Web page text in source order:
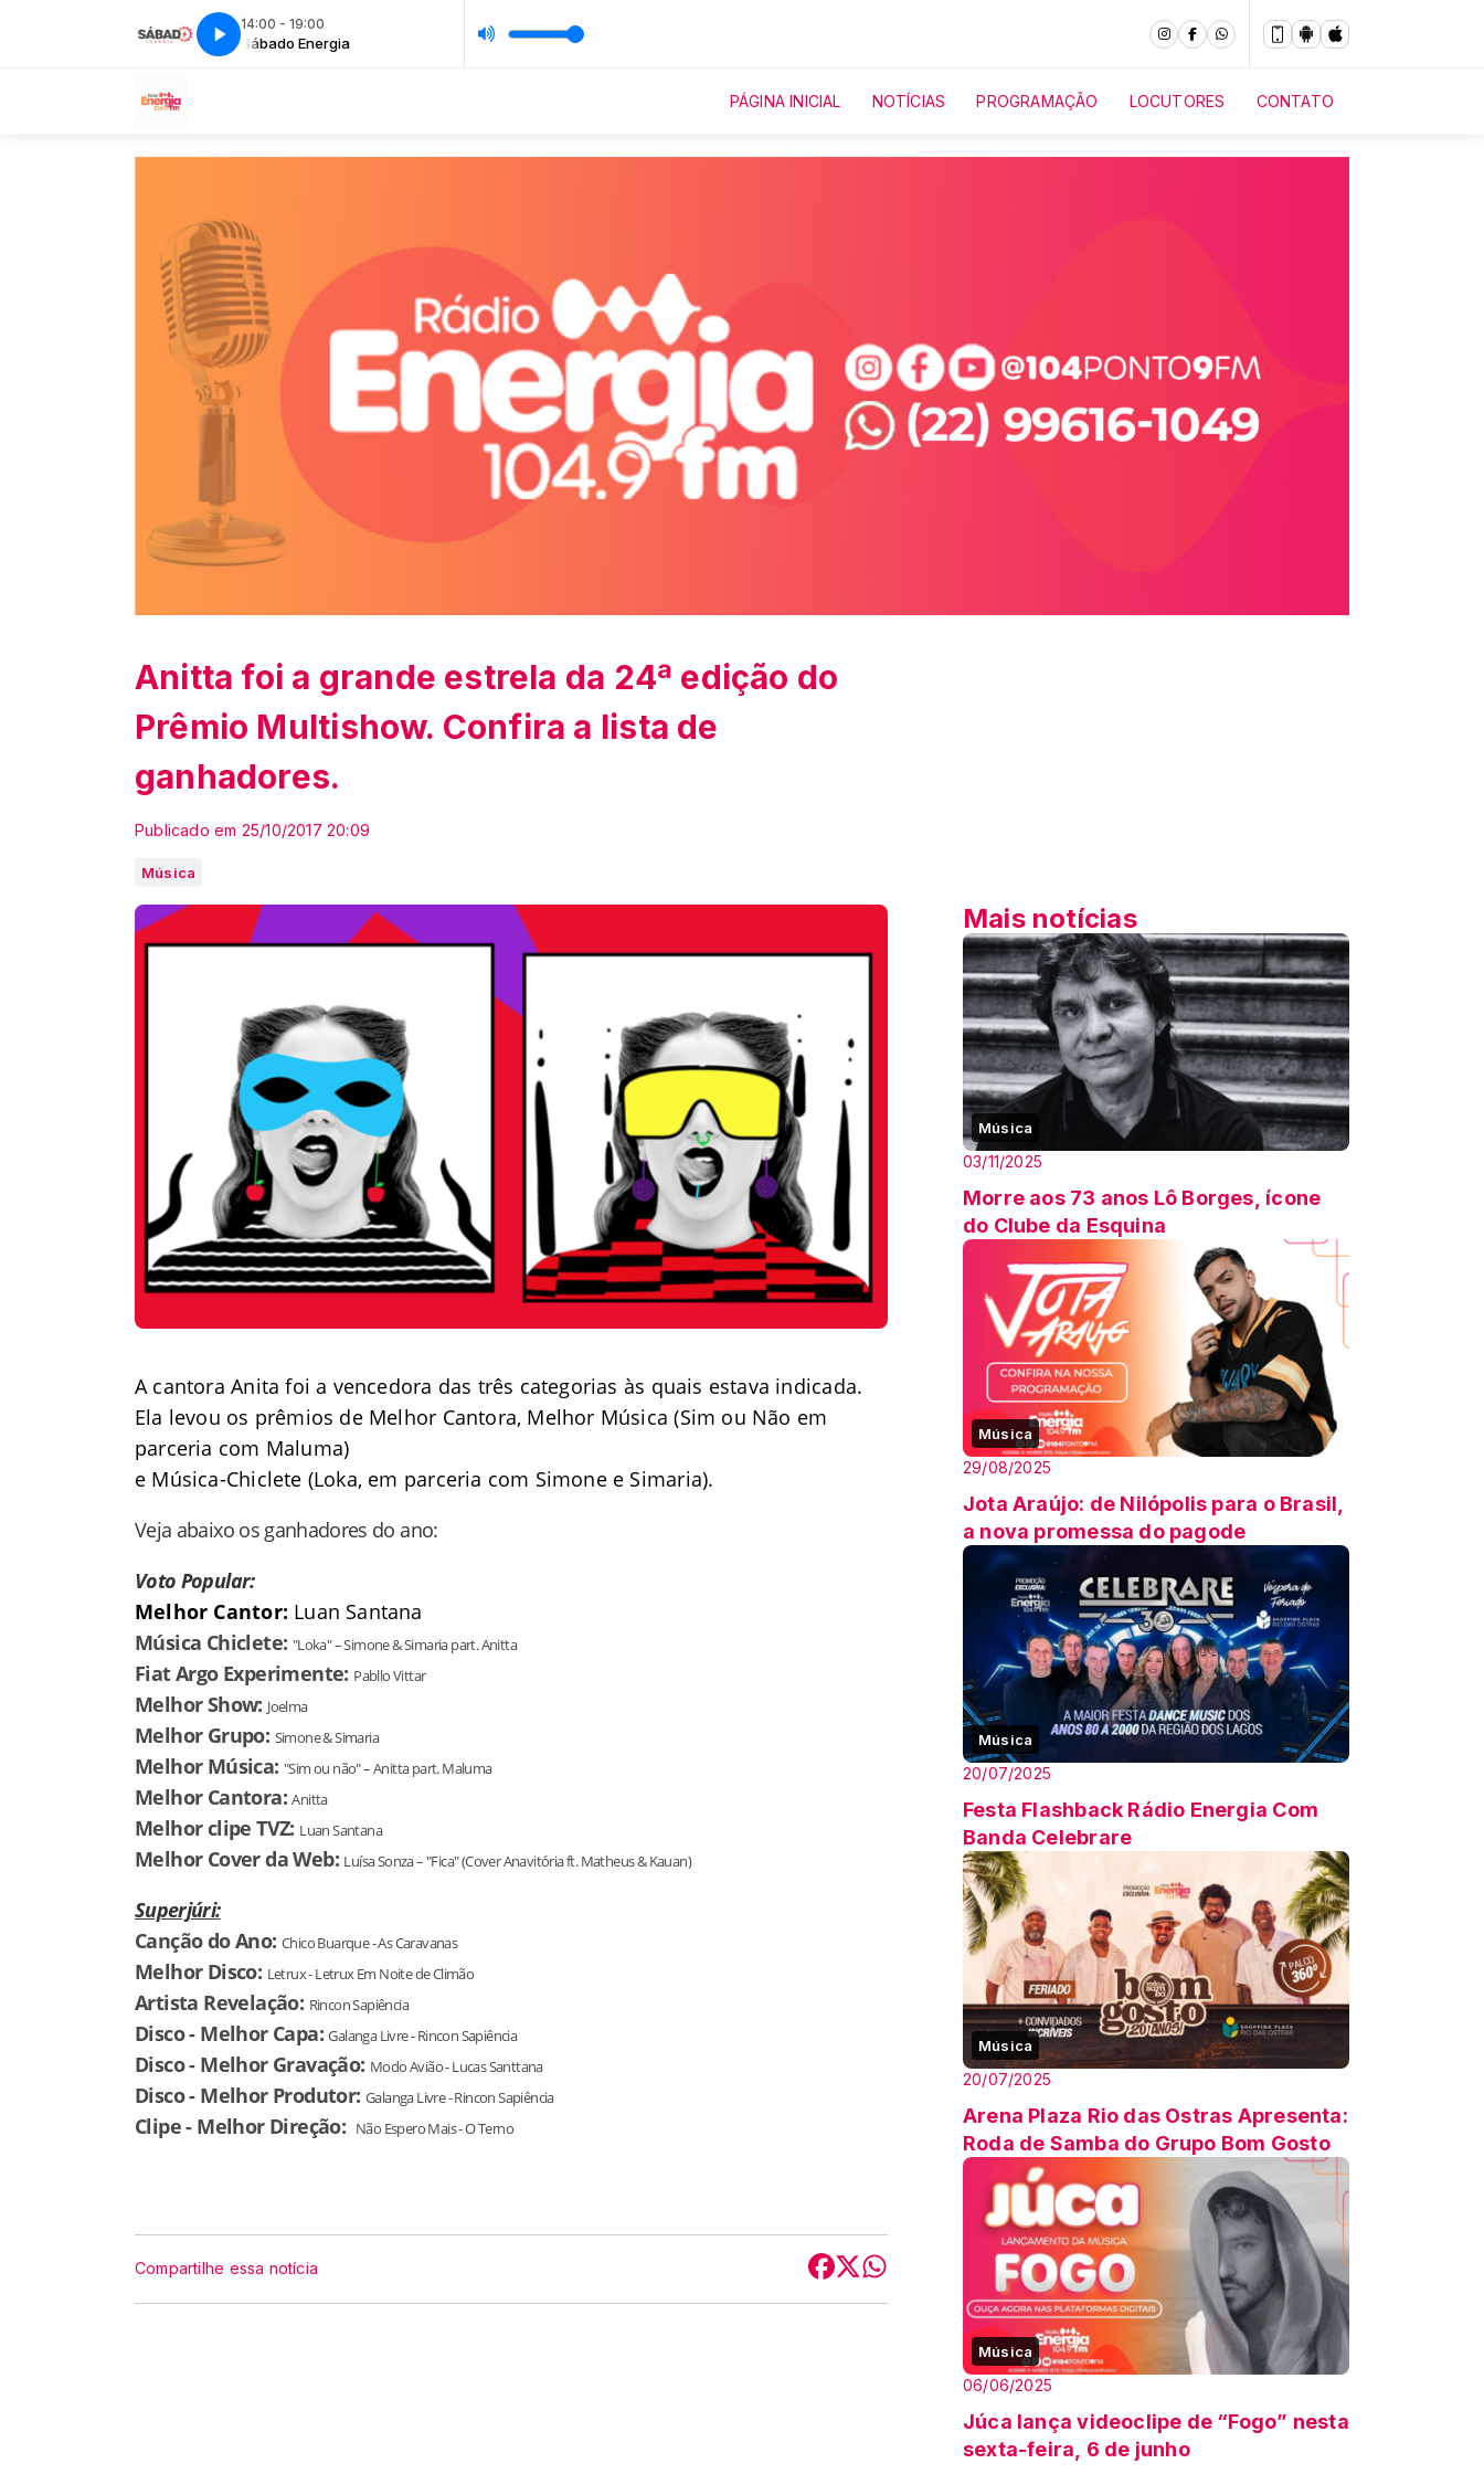
14:00 - 19:00
Sábado Energia
PÁGINA INICIAL NOTÍCIAS PROGRAMAÇÃO LOCUTORES CONTATO
Anitta foi a grande estrela da 24ª edição do
Prêmio Multishow. Confira a lista de
ganhadores.
Publicado em 25/10/2017 20:09
Música
A cantora Anita foi a vencedora das três categorias às quais estava indicada.
Ela levou os prêmios de Melhor Cantora, Melhor Música (Sim ou Não em
parceria com Maluma)
e Música-Chiclete (Loka, em parceria com Simone e Simaria).
Veja abaixo os ganhadores do ano:
Voto Popular:
Melhor Cantor: Luan Santana
Música Chiclete: "Loka" – Simone & Simaria part. Anitta
Fiat Argo Experimente: Pabllo Vittar
Melhor Show: Joelma
Melhor Grupo: Simone & Simaria
Melhor Música: "Sim ou não" – Anitta part. Maluma
Melhor Cantora:Anitta
Melhor clipe TVZ: Luan Santana
Melhor Cover da Web: Luísa Sonza – "Fica" (Cover Anavitória ft. Matheus & Kauan)
Superjúri:
Canção do Ano: Chico Buarque - As Caravanas
Melhor Disco: Letrux - Letrux Em Noite de Climão
Artista Revelação: Rincon Sapiência
Disco - Melhor Capa:Galanga Livre - Rincon Sapiência
Disco - Melhor Gravação: Modo Avião - Lucas Santtana
Disco - Melhor Produtor: Galanga Livre - Rincon Sapiência
Clipe - Melhor Direção: Não Espero Mais - O Terno
Compartilhe essa notícia
Mais notícias
Música
03/11/2025
Morre aos 73 anos Lô Borges, ícone
do Clube da Esquina
Música
29/08/2025
Jota Araújo: de Nilópolis para o Brasil,
a nova promessa do pagode
Música
20/07/2025
Festa Flashback Rádio Energia Com
Banda Celebrare
Música
20/07/2025
Arena Plaza Rio das Ostras Apresenta:
Roda de Samba do Grupo Bom Gosto
Música
06/06/2025
Júca lança videoclipe de “Fogo” nesta
sexta-feira, 6 de junho